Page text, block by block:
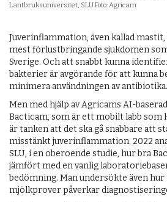
Lantbruksuniversitet, SLU.Foto: Agricam
Juverinflammation, även kallad
mest förlustbringande sjukdomen
Sverige. Och att snabbt kunna
bakterier är avgörande för att kunna
minimera användningen av antibiotika.
Men med hjälp av Agricams AI-
Bacticam, som är ett mobilt labb som
är tanken att det ska gå snabbare att
misstänkt juverinflammation. 2022
SLU, i en oberoende studie, hur bra
jämfört med en vanlig
bedömning. Man undersökte även
mjölkprover påverkar